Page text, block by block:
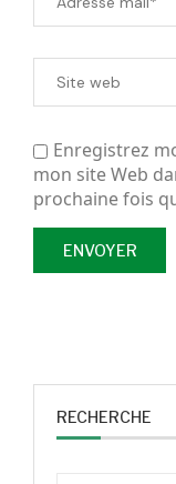
Enregistrez
mon site Web
prochaine fois
RECHERCHE